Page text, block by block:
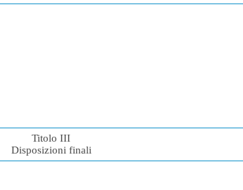
Titolo III
Disposizioni finali